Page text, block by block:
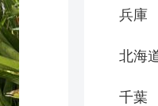
兵庫
北海
千葉